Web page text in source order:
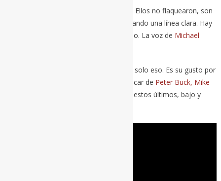
Nosotros flaqueamos, somos mortales. Ellos no flaquearon, son
inmortales. Desde 1980 hasta 2011 trazando una línea clara. Hay
algo en ellos que es un estilo en sí mismo. La voz de Michael
Pero sería demasiado sencillo que fuera solo eso. Es su gusto por
cierto tipo de melodías, esa forma de tocar de Peter Buck, Mike
. En este caso concreto, estos últimos, bajo y